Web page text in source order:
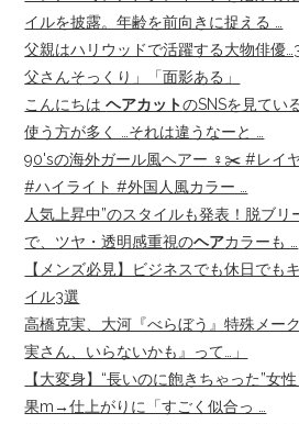
イルを披露。年齢を前向きに捉える …
父親はハリウッドで活躍する大物俳優
父さんそっくり」「面影ある」
こんにちはヘアカットのSNSを見てい
使う方が多く …それは違うなーと …
90'sの海外ガール風ヘアー ‍♀️✂️ #レイ
#ハイライト #外国人風カラー …
人気上昇中”のスタイルも発表！脱ブリ
で、ツヤ・透明感重視のヘアカラーも …
【メンズ必見】ビジネスでも休日でも
イル3選
高橋克実、大河『べらぼう』特殊メー
実さん、いらないかも』って…」
【大変身】“長いのに飽きちゃった”女
果m→仕上がりに「すごく似合っ …